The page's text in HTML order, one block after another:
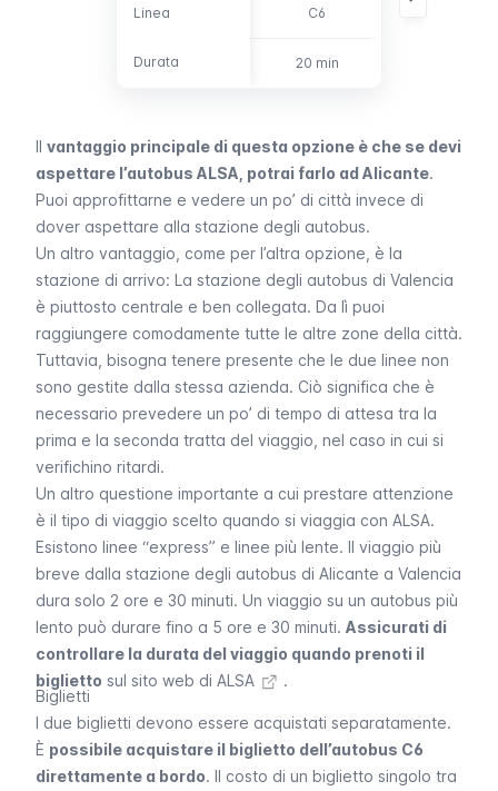
Linea
Durata
Linea C6
Durata 20 min
Il vantaggio principale di questa opzione è che se devi
aspettare l’autobus ALSA, potrai farlo ad Alicante.
Puoi approfittarne e vedere un po’ di città invece di
dover aspettare alla stazione degli autobus.
Un altro vantaggio, come per l’altra opzione, è la
stazione di arrivo: La stazione degli autobus di Valencia
è piuttosto centrale e ben collegata. Da lì puoi
raggiungere comodamente tutte le altre zone della città.
Tuttavia, bisogna tenere presente che le due linee non
sono gestite dalla stessa azienda. Ciò significa che è
necessario prevedere un po’ di tempo di attesa tra la
prima e la seconda tratta del viaggio, nel caso in cui si
verifichino ritardi.
Un altro questione importante a cui prestare attenzione
è il tipo di viaggio scelto quando si viaggia con ALSA.
Esistono linee “express” e linee più lente. Il viaggio più
breve dalla stazione degli autobus di Alicante a Valencia
dura solo 2 ore e 30 minuti. Un viaggio su un autobus più
lento può durare fino a 5 ore e 30 minuti. Assicurati di
controllare la durata del viaggio quando prenoti il
biglietto sul sito web di ALSA
.
Biglietti
I due biglietti devono essere acquistati separatamente.
È possibile acquistare il biglietto dell’autobus C6
direttamente a bordo. Il costo di un biglietto singolo tra